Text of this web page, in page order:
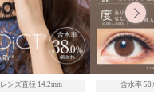
レンズ直径 14.2mm
含水率